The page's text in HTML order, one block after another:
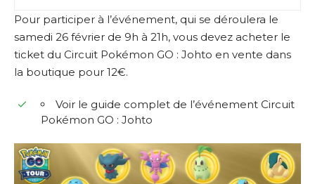
Pour participer à l’événement, qui se déroulera le
samedi 26 février de 9h à 21h, vous devez acheter le
ticket du Circuit Pokémon GO : Johto en vente dans
la boutique pour 12€.
Voir le guide complet de l’événement Circuit
Pokémon GO : Johto